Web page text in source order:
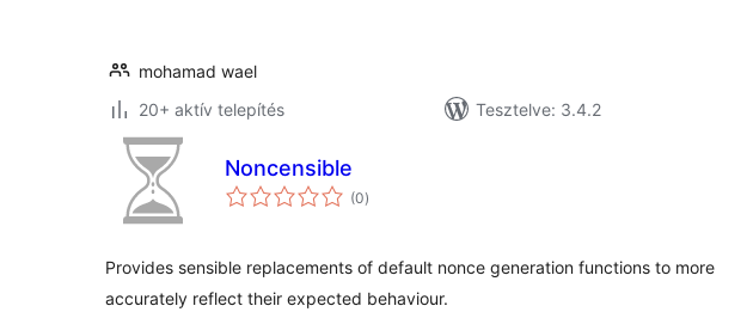
mohamad wael
20+ aktív telepítés
Tesztelve: 3.4.2
Noncensible
(0értékelés
összesen
)
Provides sensible replacements of default nonce generation functions to more
accurately reflect their expected behaviour.